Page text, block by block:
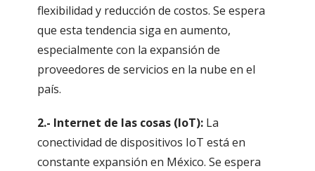
flexibilidad y reducción de costos. Se espera
que esta tendencia siga en aumento,
especialmente con la expansión de
proveedores de servicios en la nube en el
país.
2.- Internet de las cosas (IoT):La
conectividad de dispositivos IoT está en
constante expansión en México. Se espera